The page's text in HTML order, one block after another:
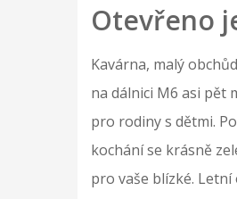
Otevřeno
Kavárna, malý
na dálnici M6 asi pět
pro rodiny s dětmi.
kochání se krásně
pro vaše blízké.